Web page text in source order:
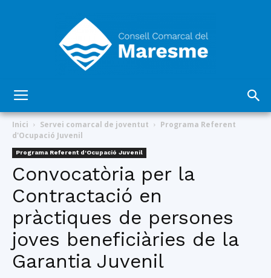
Comarcal
del
Maresme
Inici Servei comarcal de joventut
Programa Referent
d'Ocupació Juvenil
Programa Referent d'Ocupació Juvenil
Convocatòria per la
Contractació en
pràctiques de persones
joves beneficiàries de la
Garantia Juvenil